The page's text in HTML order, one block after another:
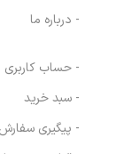
- درباره ما
- حساب کاربری
- سبد خرید
- پیگیری سفارش